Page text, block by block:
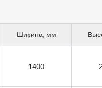
Ширина, мм
1400